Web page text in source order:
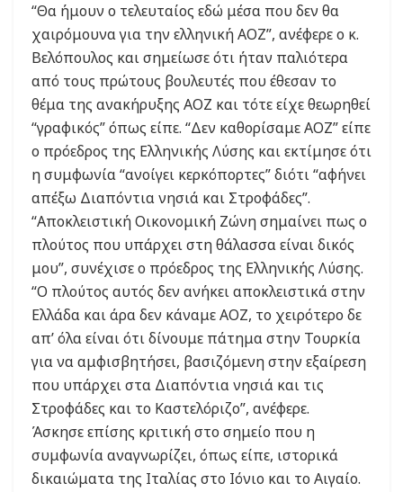
“Θα ήμουν ο τελευταίος εδώ μέσα που δεν θα
χαιρόμουνα για την ελληνική ΑΟΖ”, ανέφερε ο κ.
Βελόπουλος και σημείωσε ότι ήταν παλιότερα
από τους πρώτους βουλευτές που έθεσαν το
θέμα της ανακήρυξης ΑΟΖ και τότε είχε θεωρηθεί
“γραφικός” όπως είπε. “Δεν καθορίσαμε ΑΟΖ” είπε
ο πρόεδρος της Ελληνικής Λύσης και εκτίμησε ότι
η συμφωνία “ανοίγει κερκόπορτες” διότι “αφήνει
απέξω Διαπόντια νησιά και Στροφάδες”.
“Αποκλειστική Οικονομική Ζώνη σημαίνει πως ο
πλούτος που υπάρχει στη θάλασσα είναι δικός
μου”, συνέχισε ο πρόεδρος της Ελληνικής Λύσης.
“Ο πλούτος αυτός δεν ανήκει αποκλειστικά στην
Ελλάδα και άρα δεν κάναμε ΑΟΖ, το χειρότερο δε
απ’ όλα είναι ότι δίνουμε πάτημα στην Τουρκία
για να αμφισβητήσει, βασιζόμενη στην εξαίρεση
που υπάρχει στα Διαπόντια νησιά και τις
Στροφάδες και το Καστελόριζο”, ανέφερε.
Άσκησε επίσης κριτική στο σημείο που η
συμφωνία αναγνωρίζει, όπως είπε, ιστορικά
δικαιώματα της Ιταλίας στο Ιόνιο και το Αιγαίο.